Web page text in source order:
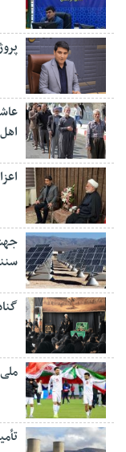
اعزام ۲ هزار کردستانی